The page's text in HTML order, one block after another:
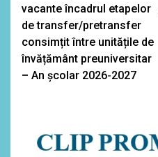
vacante încadrul etapelor
de transfer/pretransfer
consimțit între unitățile de
învățământ preuniversitar
– An şcolar 2026-2027